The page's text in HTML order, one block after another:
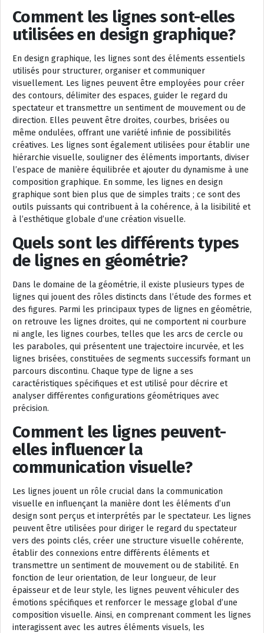
Comment les lignes sont-elles
utilisées en design graphique?
En design graphique, les lignes sont des éléments essentiels
utilisés pour structurer, organiser et communiquer
visuellement. Les lignes peuvent être employées pour créer
des contours, délimiter des espaces, guider le regard du
spectateur et transmettre un sentiment de mouvement ou de
direction. Elles peuvent être droites, courbes, brisées ou
même ondulées, offrant une variété infinie de possibilités
créatives. Les lignes sont également utilisées pour établir une
hiérarchie visuelle, souligner des éléments importants, diviser
l’espace de manière équilibrée et ajouter du dynamisme à une
composition graphique. En somme, les lignes en design
graphique sont bien plus que de simples traits ; ce sont des
outils puissants qui contribuent à la cohérence, à la lisibilité et
à l’esthétique globale d’une création visuelle.
Quels sont les différents types
de lignes en géométrie?
Dans le domaine de la géométrie, il existe plusieurs types de
lignes qui jouent des rôles distincts dans l’étude des formes et
des figures. Parmi les principaux types de lignes en géométrie,
on retrouve les lignes droites, qui ne comportent ni courbure
ni angle, les lignes courbes, telles que les arcs de cercle ou
les paraboles, qui présentent une trajectoire incurvée, et les
lignes brisées, constituées de segments successifs formant un
parcours discontinu. Chaque type de ligne a ses
caractéristiques spécifiques et est utilisé pour décrire et
analyser différentes configurations géométriques avec
précision.
Comment les lignes peuvent-
elles influencer la
communication visuelle?
Les lignes jouent un rôle crucial dans la communication
visuelle en influençant la manière dont les éléments d’un
design sont perçus et interprétés par le spectateur. Les lignes
peuvent être utilisées pour diriger le regard du spectateur
vers des points clés, créer une structure visuelle cohérente,
établir des connexions entre différents éléments et
transmettre un sentiment de mouvement ou de stabilité. En
fonction de leur orientation, de leur longueur, de leur
épaisseur et de leur style, les lignes peuvent véhiculer des
émotions spécifiques et renforcer le message global d’une
composition visuelle. Ainsi, en comprenant comment les lignes
interagissent avec les autres éléments visuels, les